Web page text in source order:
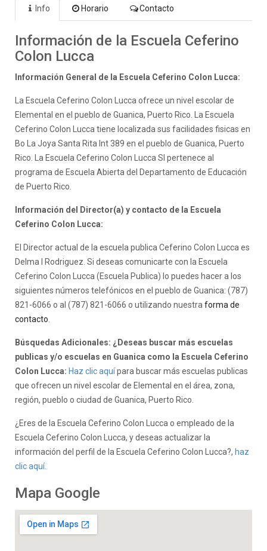
Info Horario Contacto
Información de la Escuela Ceferino
Colon Lucca
Información General de la Escuela Ceferino Colon Lucca:
La Escuela Ceferino Colon Lucca ofrece un nivel escolar de
Elemental en el pueblo de Guanica, Puerto Rico. La Escuela
Ceferino Colon Lucca tiene localizada sus facilidades fisicas en
Bo La Joya Santa Rita Int 389 en el pueblo de Guanica, Puerto
Rico. La Escuela Ceferino Colon Lucca SI pertenece al
programa de Escuela Abierta del Departamento de Educación
de Puerto Rico.
Información del Director(a) y contacto de la Escuela
Ceferino Colon Lucca:
El Director actual de la escuela publica Ceferino Colon Lucca es
Delma I Rodriguez. Si deseas comunicarte con la Escuela
Ceferino Colon Lucca (Escuela Publica) lo puedes hacer a los
siguientes números telefónicos en el pueblo de Guanica: (787)
821-6066 o al (787) 821-6066 o utilizando nuestra forma de
contacto
Búsquedas Adicionales: ¿Deseas buscar más escuelas
publicas y/o escuelas en Guanica como la Escuela Ceferino
Colon Lucca: Haz clic aquípara buscar más escuelas publicas
que ofrecen un nivel escolar de Elemental en el área, zona,
región, pueblo o ciudad de Guanica, Puerto Rico.
¿Eres de la Escuela Ceferino Colon Lucca o empleado de la
Escuela Ceferino Colon Lucca, y deseas actualizar la
información del perfil de la Escuela Ceferino Colon Lucca?, haz
clic aquí.
Mapa Google